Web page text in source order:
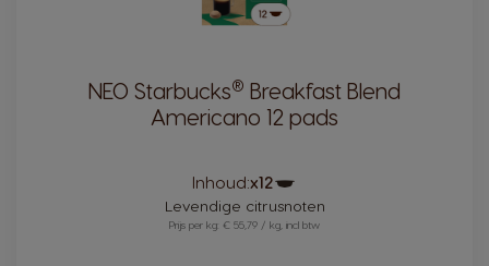
NEO Starbucks® Breakfast Blend
Americano 12 pads
Inhoud:x12
capsule
Levendige citrusnoten
Prijs per kg: € 55,79 / kg, incl btw